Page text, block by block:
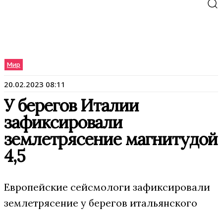
Мир
20.02.2023 08:11
У берегов Италии
зафиксировали
землетрясение магнитудой
4,5
Европейские сейсмологи зафиксировали
землетрясение у берегов итальянского